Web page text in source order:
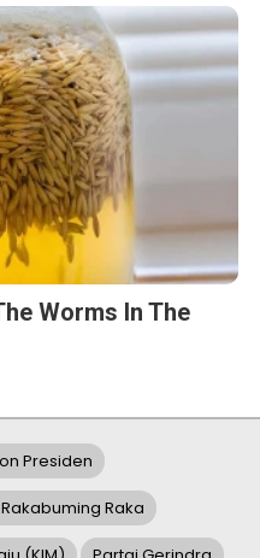
Worms In The
Presiden
Raka